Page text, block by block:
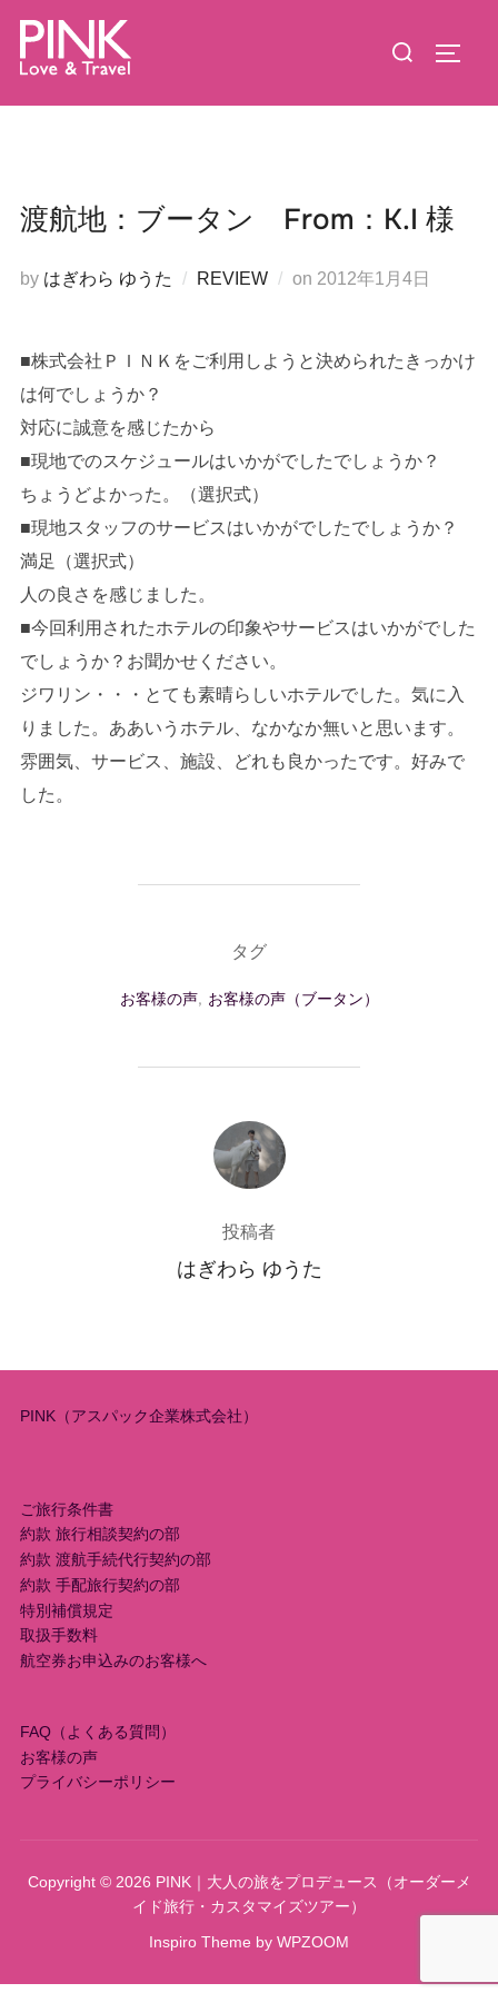
ン
検
対
渡航地：ブータン From：K.I 様
by はぎわら ゆうた REVIEW on 投
2012年1月4日
■株式会社ＰＩＮＫをご利用しようと決められたきっかけ
は何でしょうか？
対応に誠意を感じたから
■現地でのスケジュールはいかがでしたでしょうか？
ちょうどよかった。（選択式）
■現地スタッフのサービスはいかがでしたでしょうか？
満足（選択式）
人の良さを感じました。
■今回利用されたホテルの印象やサービスはいかがでした
でしょうか？お聞かせください。
ジワリン・・・とても素晴らしいホテルでした。気に入
りました。ああいうホテル、なかなか無いと思います。
雰囲気、サービス、施設、どれも良かったです。好みで
した。
タグ
お客様の声, お客様の声（ブータン）
投稿者
投稿者
はぎわら ゆうた
PINK（アスパック企業株式会社）
ご旅行条件書
約款 旅行相談契約の部
約款 渡航手続代行契約の部
約款 手配旅行契約の部
特別補償規定
取扱手数料
航空券お申込みのお客様へ
FAQ（よくある質問）
お客様の声
プライバシーポリシー
Copyright © 2026 PINK｜大人の旅をプロデュース（オーダーメ
イド旅行・カスタマイズツアー）
Inspiro Theme by WPZOOM